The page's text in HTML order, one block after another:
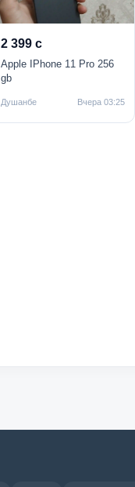
2 399 с
Apple IPhone 11 Pro 256
gb
Душанбе Вчера 03:25